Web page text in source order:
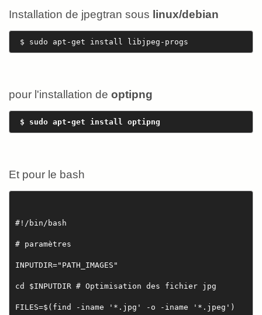
Installation de jpegtran sous linux/debian
$ sudo apt-get install libjpeg-progs
pour l'installation de optipng
$ sudo apt-get install optipng
Et pour le bash
#!/bin/bash
# paramètres
INPUTDIR="PATH_IMAGES"
cd $INPUTDIR # Optimisation des fichier jpg
FILES=$(find -iname '*.jpg' -o -iname '*.jpeg')